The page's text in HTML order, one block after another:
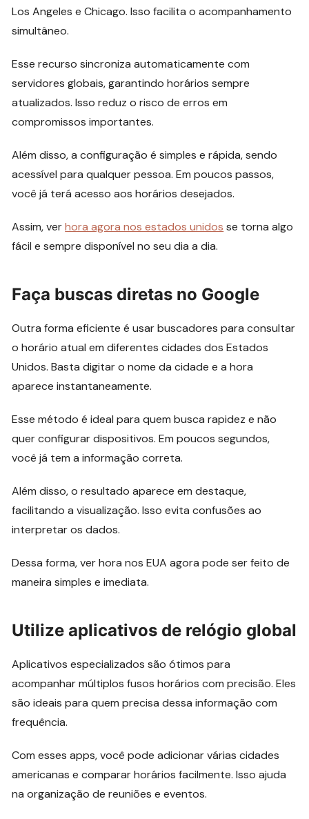
Los Angeles e Chicago. Isso facilita o acompanhamento
simultâneo.
Esse recurso sincroniza automaticamente com
servidores globais, garantindo horários sempre
atualizados. Isso reduz o risco de erros em
compromissos importantes.
Além disso, a configuração é simples e rápida, sendo
acessível para qualquer pessoa. Em poucos passos,
você já terá acesso aos horários desejados.
Assim, verhora agora nos estados unidos se torna algo
fácil e sempre disponível no seu dia a dia.
Faça buscas diretas no Google
Outra forma eficiente é usar buscadores para consultar
o horário atual em diferentes cidades dos Estados
Unidos. Basta digitar o nome da cidade e a hora
aparece instantaneamente.
Esse método é ideal para quem busca rapidez e não
quer configurar dispositivos. Em poucos segundos,
você já tem a informação correta.
Além disso, o resultado aparece em destaque,
facilitando a visualização. Isso evita confusões ao
interpretar os dados.
Dessa forma, ver hora nos EUA agora pode ser feito de
maneira simples e imediata.
Utilize aplicativos de relógio global
Aplicativos especializados são ótimos para
acompanhar múltiplos fusos horários com precisão. Eles
são ideais para quem precisa dessa informação com
frequência.
Com esses apps, você pode adicionar várias cidades
americanas e comparar horários facilmente. Isso ajuda
na organização de reuniões e eventos.